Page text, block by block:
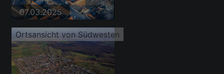
07.03.2025
Ortsansicht von Südwesten